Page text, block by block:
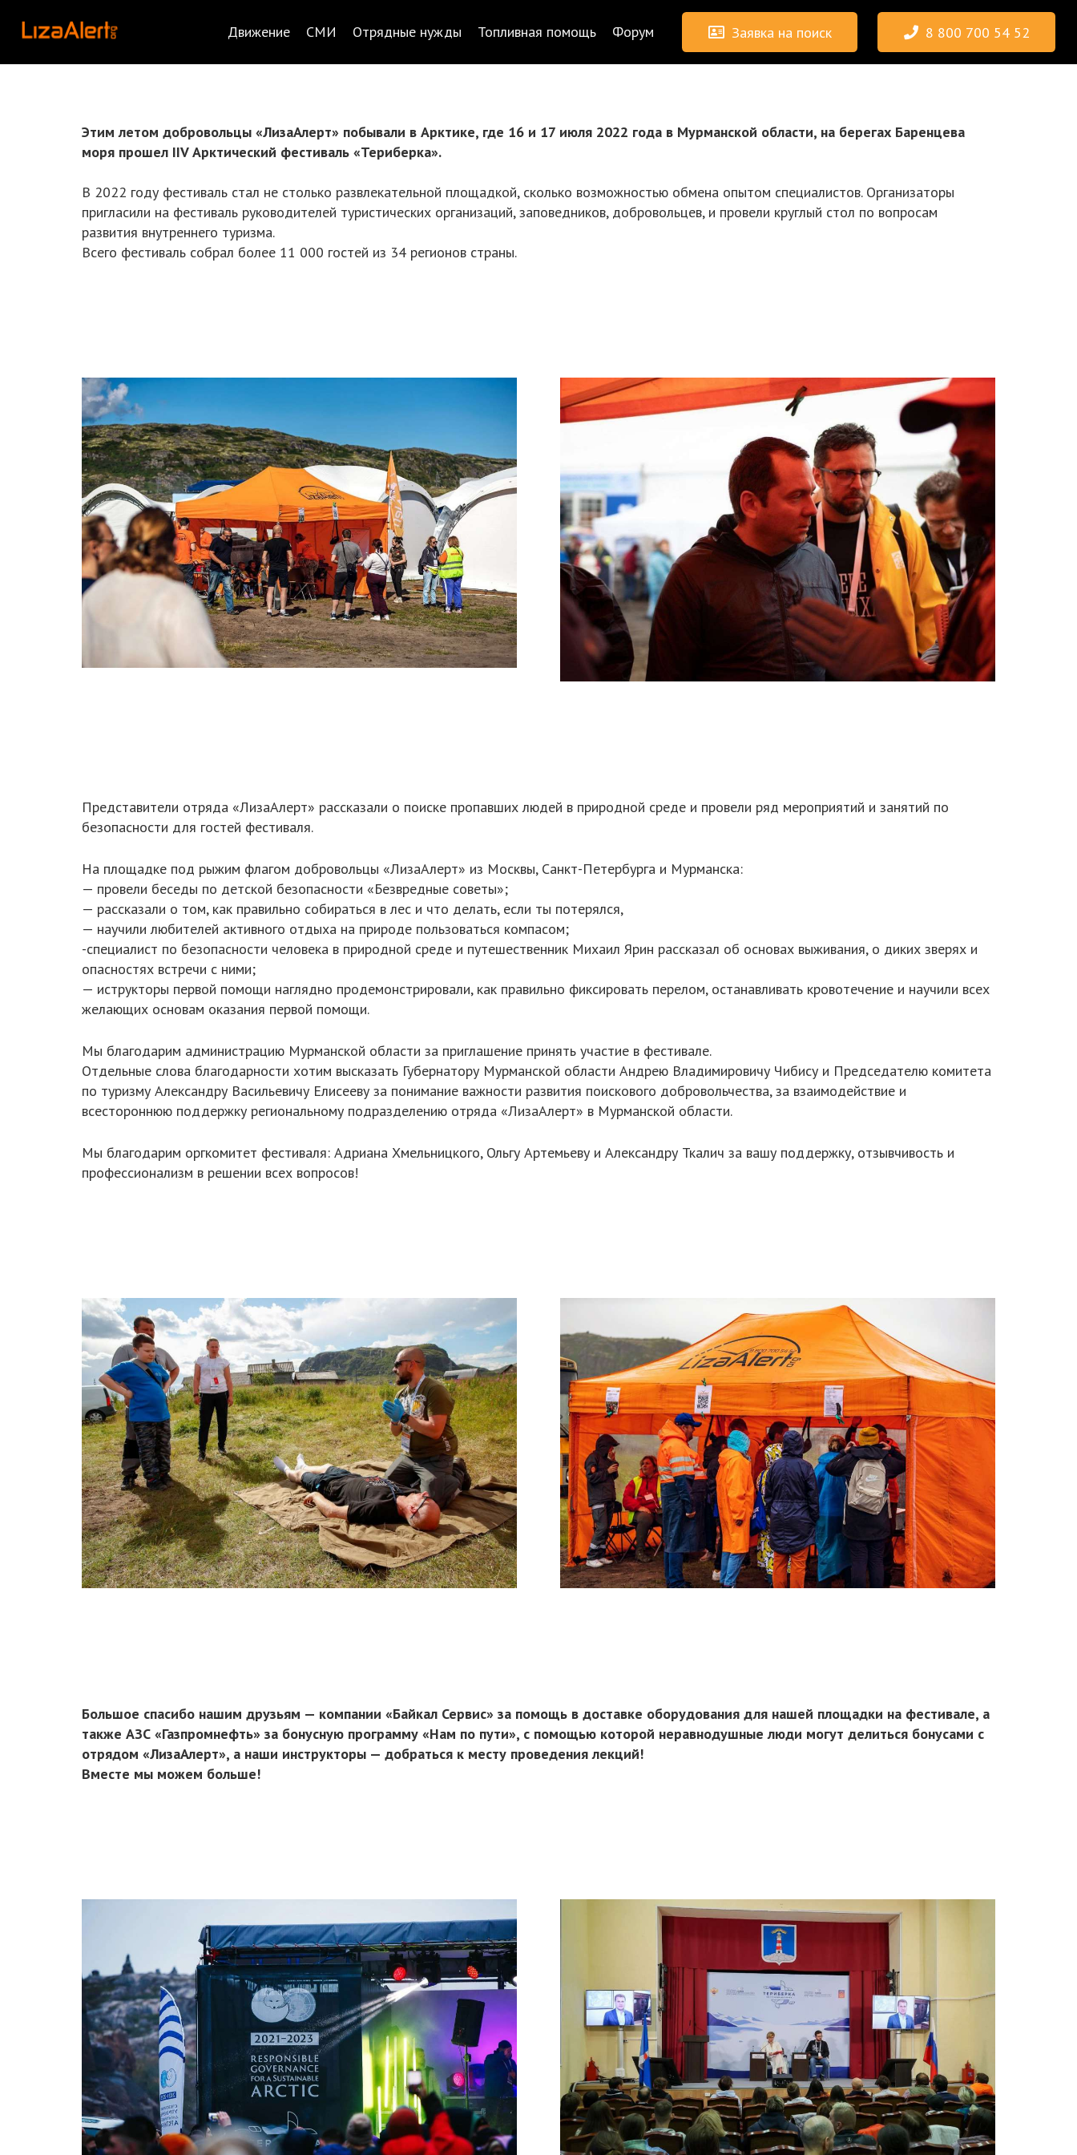
Движение СМИ Отрядные нужды Топливная помощь Форум Заявка на поиск 8 800 700 54 52
Этим летом добровольцы «ЛизаАлерт» побывали в Арктике, где 16 и 17 июля 2022 года в Мурманской области, на берегах Баренцева
моря прошел IIV Арктический фестиваль «Териберка».
В 2022 году фестиваль стал не столько развлекательной площадкой, сколько возможностью обмена опытом специалистов. Организаторы
пригласили на фестиваль руководителей туристических организаций, заповедников, добровольцев, и провели круглый стол по вопросам
развития внутреннего туризма.
Всего фестиваль собрал более 11 000 гостей из 34 регионов страны.
Представители отряда «ЛизаАлерт» рассказали о поиске пропавших людей в природной среде и провели ряд мероприятий и занятий по
безопасности для гостей фестиваля.
На площадке под рыжим флагом добровольцы «ЛизаАлерт» из Москвы, Санкт-Петербурга и Мурманска:
— провели беседы по детской безопасности «Безвредные советы»;
— рассказали о том, как правильно собираться в лес и что делать, если ты потерялся,
— научили любителей активного отдыха на природе пользоваться компасом;
-специалист по безопасности человека в природной среде и путешественник Михаил Ярин рассказал об основах выживания, о диких зверях и
опасностях встречи с ними;
— иструкторы первой помощи наглядно продемонстрировали, как правильно фиксировать перелом, останавливать кровотечение и научили всех
желающих основам оказания первой помощи.
Мы благодарим администрацию Мурманской области за приглашение принять участие в фестивале.
Отдельные слова благодарности хотим высказать Губернатору Мурманской области Андрею Владимировичу Чибису и Председателю комитета
по туризму Александру Васильевичу Елисееву за понимание важности развития поискового добровольчества, за взаимодействие и
всестороннюю поддержку региональному подразделению отряда «ЛизаАлерт» в Мурманской области.
Мы благодарим оргкомитет фестиваля: Адриана Хмельницкого, Ольгу Артемьеву и Александру Ткалич за вашу поддержку, отзывчивость и
профессионализм в решении всех вопросов!
Большое спасибо нашим друзьям — компании «Байкал Сервис» за помощь в доставке оборудования для нашей площадки на фестивале, а
также АЗС «Газпромнефть» за бонусную программу «Нам по пути», с помощью которой неравнодушные люди могут делиться бонусами с
отрядом «ЛизаАлерт», а наши инструкторы — добраться к месту проведения лекций!
Вместе мы можем больше!